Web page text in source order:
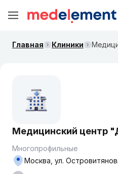
Главная Клиники
Медицинский центр
Многопрофильные
Москва, ​ул.